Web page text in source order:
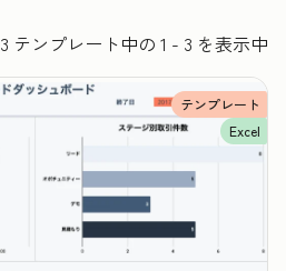
3 テンプレート中の 1 - 3 を表示中
テンプレート
Excel